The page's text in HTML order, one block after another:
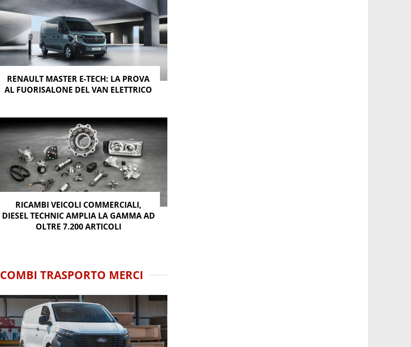
RENAULT MASTER E-TECH: LA PROVA
AL FUORISALONE DEL VAN ELETTRICO
RICAMBI VEICOLI COMMERCIALI,
DIESEL TECHNIC AMPLIA LA GAMMA AD
OLTRE 7.200 ARTICOLI
COMBI TRASPORTO MERCI